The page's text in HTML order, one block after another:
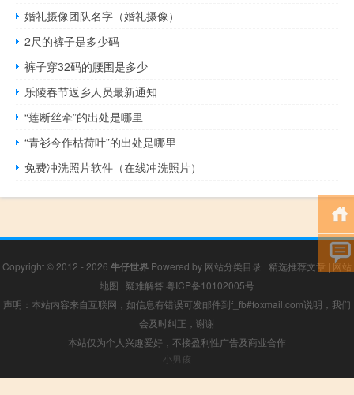
婚礼摄像团队名字（婚礼摄像）
2尺的裤子是多少码
裤子穿32码的腰围是多少
乐陵春节返乡人员最新通知
“莲断丝牵”的出处是哪里
“青衫今作枯荷叶”的出处是哪里
免费冲洗照片软件（在线冲洗照片）
Copyright © 2012 - 2026 牛仔世界 Powered by 网站分类目录 | 精选推荐文章 | 网站
地图 | 疑难解答 粤ICP备10102005号
声明：本站内容来自互联网，如信息有错误可发邮件到f_fb#foxmail.com说明，我们
会及时纠正，谢谢
本站仅为个人兴趣爱好，不接盈利性广告及商业合作
小男孩